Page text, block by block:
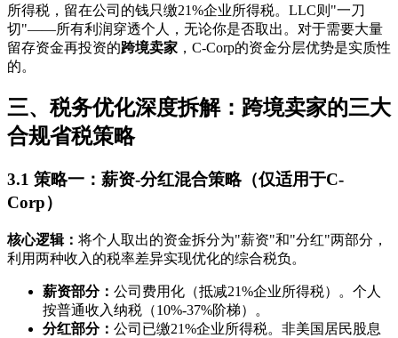
所得税，留在公司的钱只缴21%企业所得税。LLC则"一刀
切"——所有利润穿透个人，无论你是否取出。对于需要大量
留存资金再投资的跨境卖家 ，C-Corp的资金分层优势是实质性
的。
三、税务优化深度拆解：跨境卖家的三大
合规省税策略
3.1 策略一：薪资-分红混合策略（仅适用于C-
Corp）
核心逻辑： 将个人取出的资金拆分为"薪资"和"分红"两部分，
利用两种收入的税率差异实现优化的综合税负。
薪资部分： 公司费用化（抵减21%企业所得税）。个人
按普通收入纳税（10%-37%阶梯）。
分红部分： 公司已缴21%企业所得税。非美国居民股息